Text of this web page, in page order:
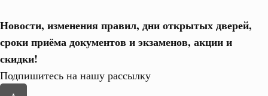
Новости, изменения правил, дни открытых дверей,
сроки приёма документов и экзаменов, акции и
скидки!
Подпишитесь на нашу рассылку